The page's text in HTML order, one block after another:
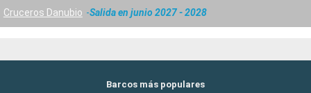
Cruceros Danubio
Salida en junio 2027 - 2028
Barcos más populares